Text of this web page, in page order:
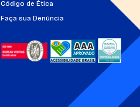
Código de Ética
Faça sua Denúncia